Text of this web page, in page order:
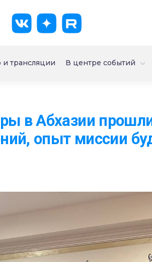
и трансляции В центре событий
в Абхазии
опыт миссии